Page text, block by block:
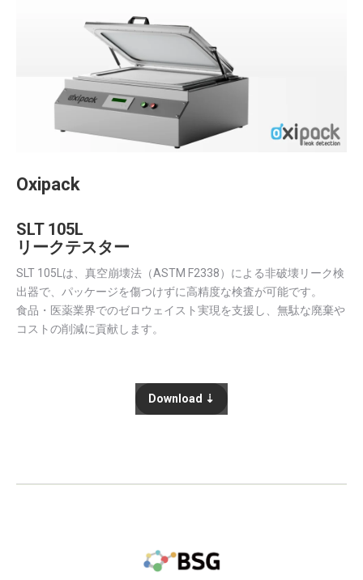
Oxipack
SLT 105L
リークテスター
SLT 105Lは、真空崩壊法（ASTM F2338）による非破壊リーク検
出器で、パッケージを傷つけずに高精度な検査が可能です。
食品・医薬業界でのゼロウェイスト実現を支援し、無駄な廃棄や
コストの削減に貢献します。
Download ⇣